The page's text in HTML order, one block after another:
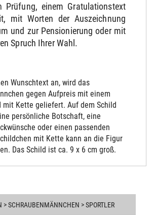
Prüfung, einem Gratulationstext
mit Worten der Auszeichnung
und zur Pensionierung oder mit
Spruch Ihrer Wahl.
Wunschtext an, wird das
gegen Aufpreis mit einem
mit Kette geliefert. Auf dem Schild
persönliche Botschaft, eine
oder einen passenden
mit Kette kann an die Figur
Das Schild ist ca. 9 x 6 cm groß.
> SCHRAUBENMÄNNCHEN > SPORTLER